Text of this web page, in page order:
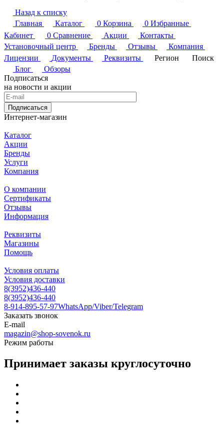
Назад к списку
Главная
Каталог 0 Корзина 0 Избранные
Кабинет
0 Сравнение Акции
Контакты
Установочный центр
Бренды Отзывы
Компания
Лицензии
Документы Реквизиты Регион
Поиск
Блог
Обзоры
Подписаться
на новости и акции
Подписаться
Интернет-магазин
Каталог
Акции
Бренды
Услуги
Компания
О компании
Сертификаты
Отзывы
Информация
Реквизиты
Магазины
Помощь
Условия оплаты
Условия доставки
8(3952)436-440
8(3952)436-440
8-914-895-57-97WhatsApp/Viber/Telegram
Заказать звонок
E-mail
magazin@shop-sovenok.ru
Режим работы
Принимает заказы круглосуточно